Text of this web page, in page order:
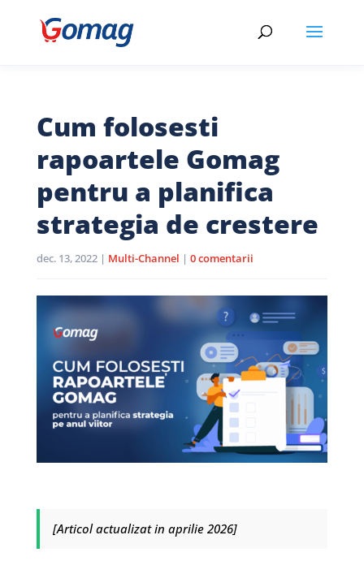
Cum folosesti
rapoartele Gomag
pentru a planifica
strategia de crestere
dec. 13, 2022| Multi-Channel | 0 comentarii
[Articol actualizat in aprilie 2026]